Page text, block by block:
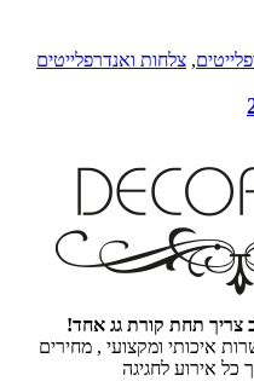
,צלחות ואנדרפלייטים
קורת גג אחד!
ומקצועי , מחירים
לחגיגה